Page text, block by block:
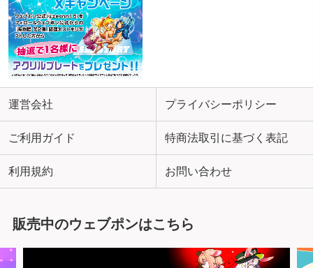
運営会社 プライバシーポリシー
ご利用ガイド 特商法取引に基づく表記
利用規約 お問い合わせ
販売中のウェブポンはこちら